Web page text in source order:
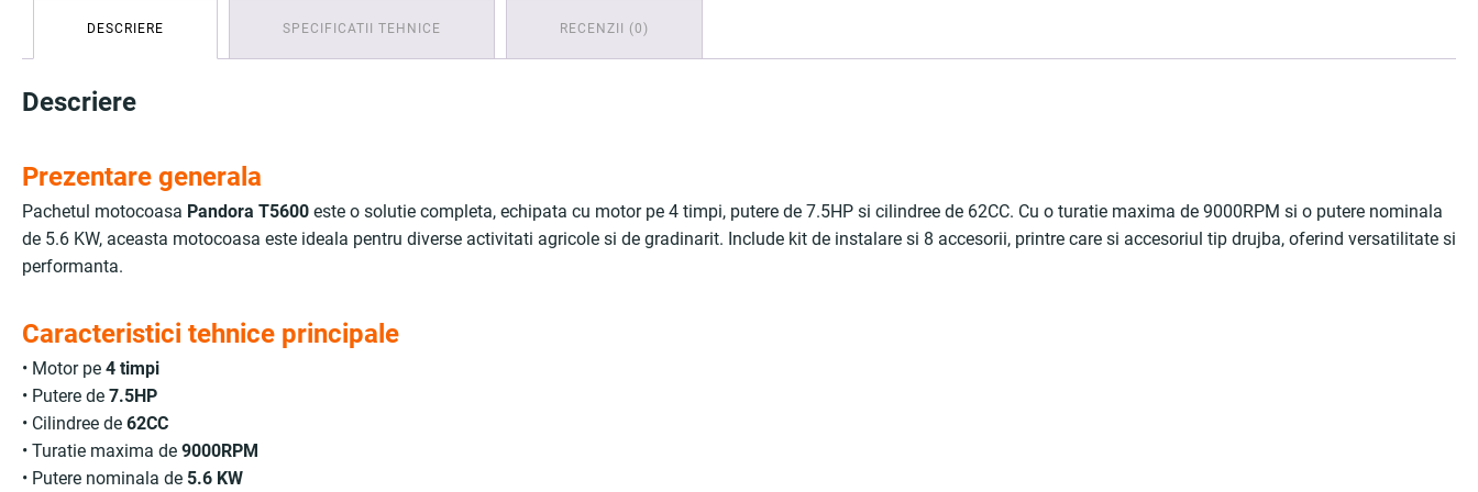
DESCRIERE SPECIFICATII TEHNICE RECENZII (0)
Descriere
Prezentare generala
Pachetul motocoasa Pandora T5600 este o solutie completa, echipata cu motor pe 4 timpi, putere de 7.5HP si cilindree de 62CC. Cu o turatie maxima de 9000RPM si o putere nominala
de 5.6 KW, aceasta motocoasa este ideala pentru diverse activitati agricole si de gradinarit. Include kit de instalare si 8 accesorii, printre care si accesoriul tip drujba, oferind versatilitate si
performanta.
Caracteristici tehnice principale
• Motor pe 4 timpi
• Putere de 7.5HP
• Cilindree de 62CC
• Turatie maxima de 9000RPM
• Putere nominala de 5.6 KW